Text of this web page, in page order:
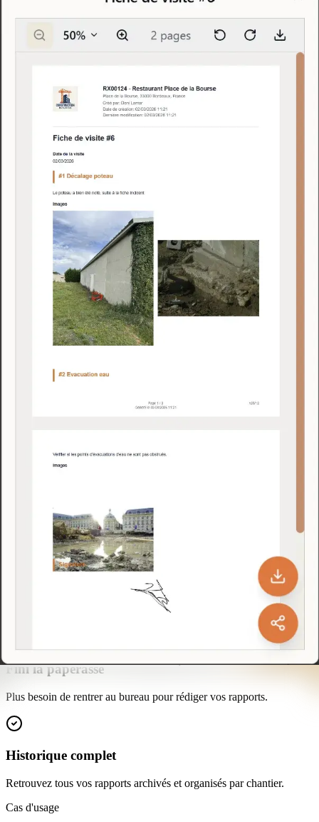
3 étapes, 2 minutes
Sélectionnez parmi nos modèles ou créez le vôtre
Remplissez les champs
Ajoutez vos photos, commentaires et observations
Envoyez en 1 clic
PDF généré et peut être envoyer automatiquement aux clients/sous
Générez des comptes-rendus professionnels directement depuis le
Envoyez vos rapports directement à vos clients et sous-traitants.
Fini la paperasse
Plus besoin de rentrer au bureau pour rédiger vos rapports.
Historique complet
Retrouvez tous vos rapports archivés et organisés par chantier.
Cas d'usage